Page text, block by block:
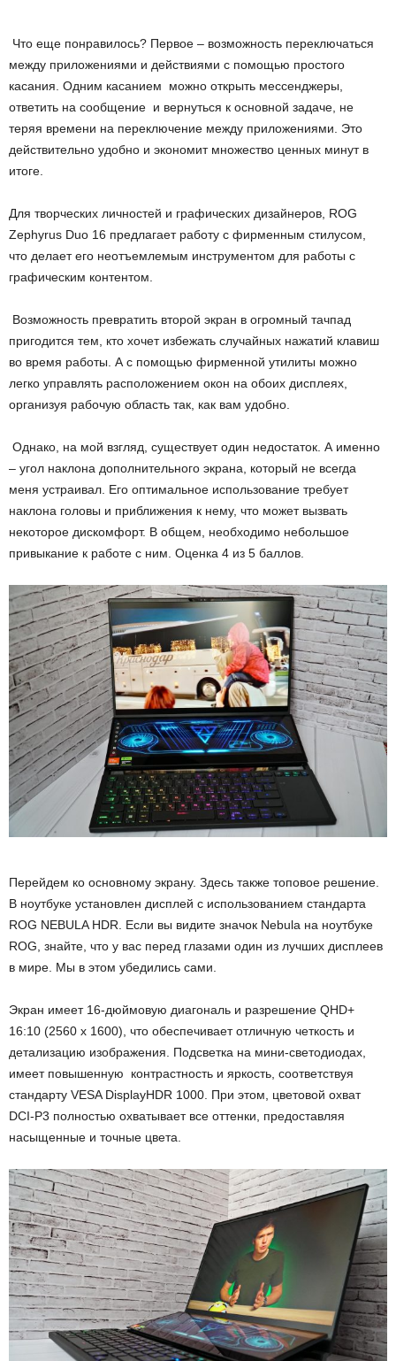
Что еще понравилось? Первое – возможность переключаться
между приложениями и действиями с помощью простого
касания. Одним касанием можно открыть мессенджеры,
ответить на сообщение и вернуться к основной задаче, не
теряя времени на переключение между приложениями. Это
действительно удобно и экономит множество ценных минут в
итоге.
Для творческих личностей и графических дизайнеров, ROG
Zephyrus Duo 16 предлагает работу с фирменным стилусом,
что делает его неотъемлемым инструментом для работы с
графическим контентом.
Возможность превратить второй экран в огромный тачпад
пригодится тем, кто хочет избежать случайных нажатий клавиш
во время работы. А с помощью фирменной утилиты можно
легко управлять расположением окон на обоих дисплеях,
организуя рабочую область так, как вам удобно.
Однако, на мой взгляд, существует один недостаток. А именно
– угол наклона дополнительного экрана, который не всегда
меня устраивал. Его оптимальное использование требует
наклона головы и приближения к нему, что может вызвать
некоторое дискомфорт. В общем, необходимо небольшое
привыкание к работе с ним. Оценка 4 из 5 баллов.
Перейдем ко основному экрану. Здесь также топовое решение.
В ноутбуке установлен дисплей с использованием стандарта
ROG NEBULA HDR. Если вы видите значок Nebula на ноутбуке
ROG, знайте, что у вас перед глазами один из лучших дисплеев
в мире. Мы в этом убедились сами.
Экран имеет 16-дюймовую диагональ и разрешение QHD+
16:10 (2560 x 1600), что обеспечивает отличную четкость и
детализацию изображения. Подсветка на мини-светодиодах,
имеет повышенную контрастность и яркость, соответствуя
стандарту VESA DisplayHDR 1000. При этом, цветовой охват
DCI-P3 полностью охватывает все оттенки, предоставляя
насыщенные и точные цвета.